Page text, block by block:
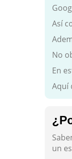
Así
No
En
Aquí
un